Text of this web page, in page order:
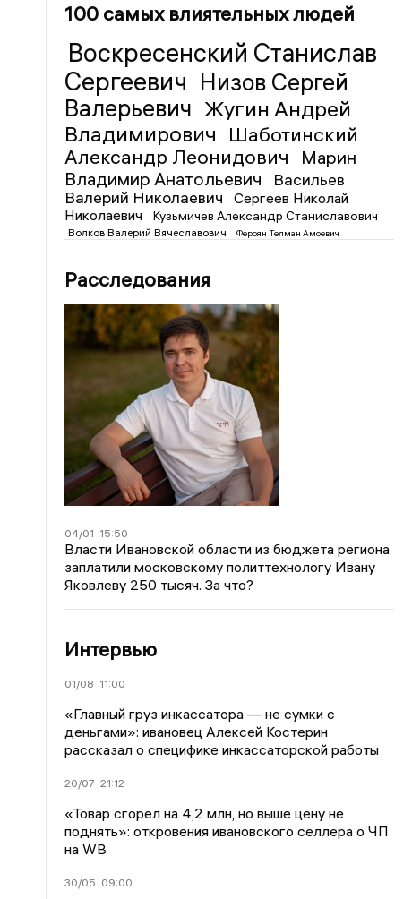
100 самых влиятельных людей
Воскресенский Станислав
Сергеевич Низов Сергей
Валерьевич Жугин Андрей
Владимирович
Шаботинский
Александр Леонидович
Марин
Владимир Анатольевич
Васильев
Валерий Николаевич
Сергеев Николай
Николаевич
Кузьмичев Александр Станиславович
Волков Валерий Вячеславович Фероян Телман Амоевич
Расследования
04/01 15:50
Власти Ивановской области из бюджета региона
заплатили московскому политтехнологу Ивану
Яковлеву 250 тысяч. За что?
Интервью
01/08 11:00
«Главный груз инкассатора — не сумки с
деньгами»: ивановец Алексей Костерин
рассказал о специфике инкассаторской работы
20/07 21:12
«Товар сгорел на 4,2 млн, но выше цену не
поднять»: откровения ивановского селлера о ЧП
на WB
30/05 09:00